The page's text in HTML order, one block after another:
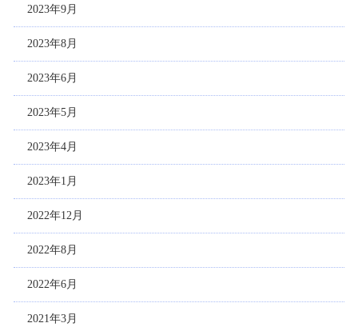
2023年9月
2023年8月
2023年6月
2023年5月
2023年4月
2023年1月
2022年12月
2022年8月
2022年6月
2021年3月